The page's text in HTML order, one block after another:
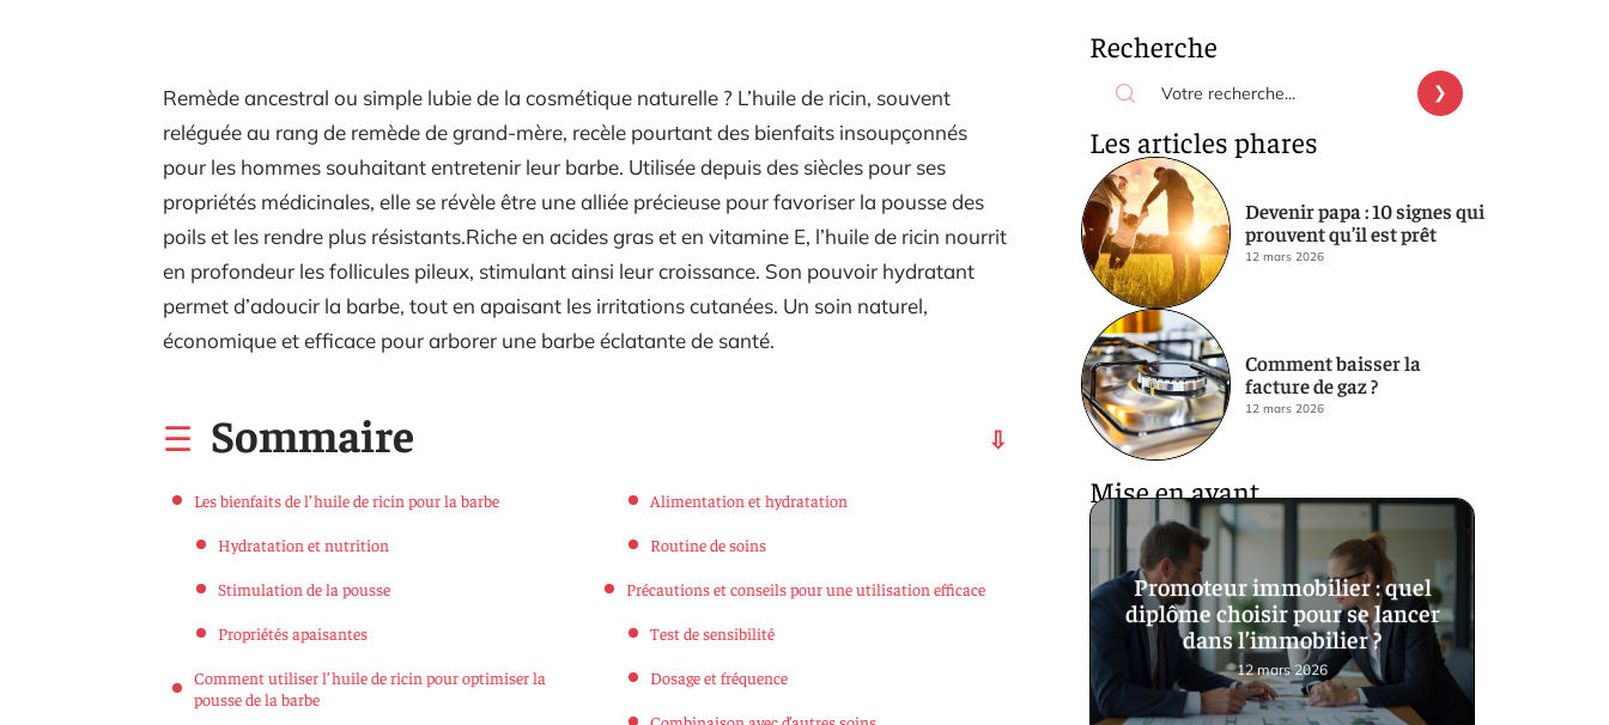
Remède ancestral ou simple lubie de la cosmétique naturelle ? L’huile de ricin, souvent
reléguée au rang de remède de grand-mère, recèle pourtant des bienfaits insoupçonnés
pour les hommes souhaitant entretenir leur barbe. Utilisée depuis des siècles pour ses
propriétés médicinales, elle se révèle être une alliée précieuse pour favoriser la pousse des
poils et les rendre plus résistants.Riche en acides gras et en vitamine E, l’huile de ricin nourrit
en profondeur les follicules pileux, stimulant ainsi leur croissance. Son pouvoir hydratant
permet d’adoucir la barbe, tout en apaisant les irritations cutanées. Un soin naturel,
économique et efficace pour arborer une barbe éclatante de santé.
Sommaire
Les bienfaits de l’huile de ricin pour la barbe
Hydratation et nutrition
Stimulation de la pousse
Propriétés apaisantes
Comment utiliser l’huile de ricin pour optimiser la
pousse de la barbe
Alimentation et hydratation
Routine de soins
Précautions et conseils pour une utilisation efficace
Test de sensibilité
Dosage et fréquence
Recherche
Les articles phares
Devenir papa : 10 signes qui
prouvent qu’il est prêt
12 mars 2026
Comment baisser la
facture de gaz ?
12 mars 2026
Mise en avant
Promoteur immobilier : quel
diplôme choisir pour se lancer
dans l’immobilier ?
12 mars 2026